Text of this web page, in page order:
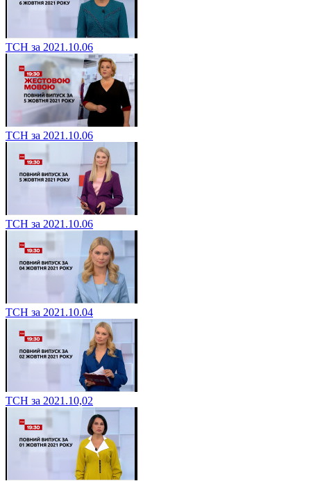
ТСН за 2021.10.06
ТСН за 2021.10.06
ТСН за 2021.10.06
ТСН за 2021.10.04
ТСН за 2021.10,02